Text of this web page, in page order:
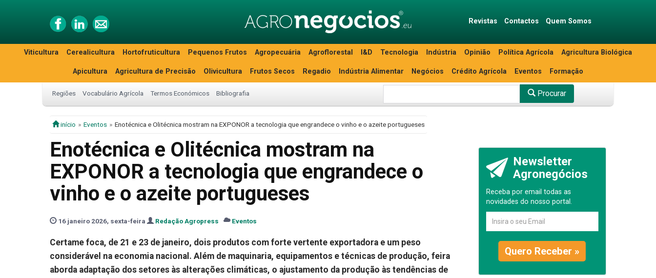
Revistas Contactos Quem Somos
Viticultura Cerealicultura Hortofruticultura Pequenos Frutos Agropecuária Agroflorestal I&D Tecnologia Indústria Opinião Política Agrícola Agricultura Biológica
Apicultura Agricultura de Precisão Olivicultura Frutos Secos Regadio Indústria Alimentar Negócios Crédito Agrícola Eventos Formação
Regiões Vocabulário Agrícola Termos Económicos Bibliografia Procurar
início Eventos Enotécnica e Olitécnica mostram na EXPONOR a tecnologia que engrandece o vinho e o azeite portugueses
Enotécnica e Olitécnica mostram na
EXPONOR a tecnologia que engrandece o
vinho e o azeite portugueses
16 janeiro 2026, sexta-feira Redação Agropress Eventos
Certame foca, de 21 e 23 de janeiro, dois produtos com forte vertente exportadora e um peso
considerável na economia nacional. Além de maquinaria, equipamentos e técnicas de produção, feira
aborda adaptação dos setores às alterações climáticas, o ajustamento da produção às tendências de
Newsletter
Agronegócios
Receba por email todas as
novidades do nosso portal.
Quero Receber »